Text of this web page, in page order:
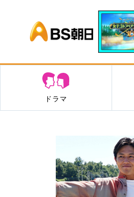
BS朝日
ドラマ